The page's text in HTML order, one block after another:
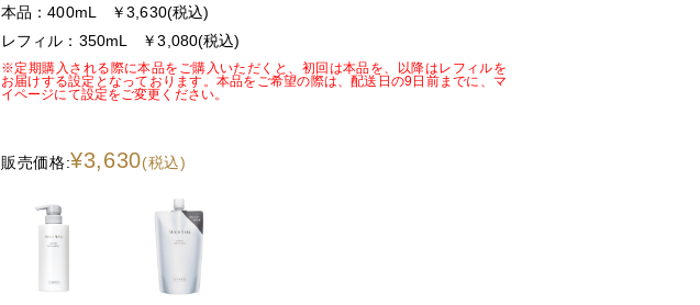
本品：400mL ￥3,630(税込)
レフィル：350mL ￥3,080(税込)
※定期購入される際に本品をご購入いただくと、初回は本品を、以降はレフィルを
お届けする設定となっております。本品をご希望の際は、配送日の9日前までに、マ
イページにて設定をご変更ください。
販売価格:¥3,630(税込)